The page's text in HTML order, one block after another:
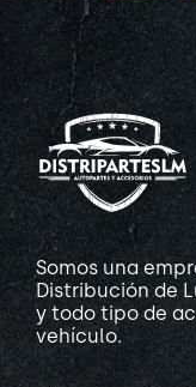
Somos una
Distribución de
y todo tipo de
vehículo.